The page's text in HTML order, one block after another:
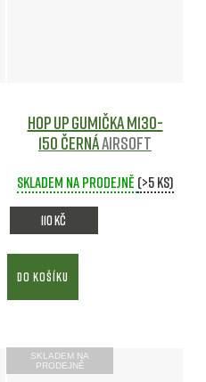
Hop Up gumička M130-
150 černáAirsoft
Skladem na prodejně (>5 ks)
110 Kč
DO KOŠÍKU
SKLADEM NA
PRODEJNĚ